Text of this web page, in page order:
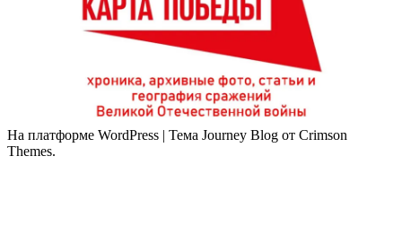
На платформе WordPress | Тема Journey Blog от Crimson
Themes.